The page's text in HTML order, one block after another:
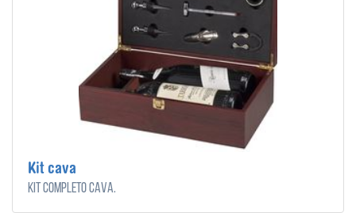
Kit cava
Kit completo cava.